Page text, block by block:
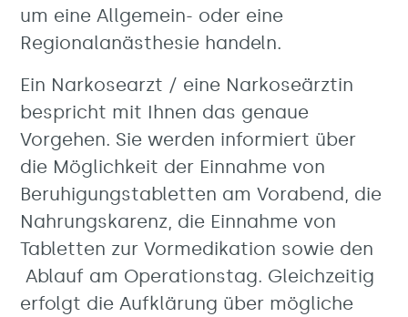
um eine Allgemein- oder eine
Regionalanästhesie handeln.
Ein Narkosearzt / eine Narkoseärztin
bespricht mit Ihnen das genaue
Vorgehen. Sie werden informiert über
die Möglichkeit der Einnahme von
Beruhigungstabletten am Vorabend, die
Nahrungskarenz, die Einnahme von
Tabletten zur Vormedikation sowie den
Ablauf am Operationstag. Gleichzeitig
erfolgt die Aufklärung über mögliche